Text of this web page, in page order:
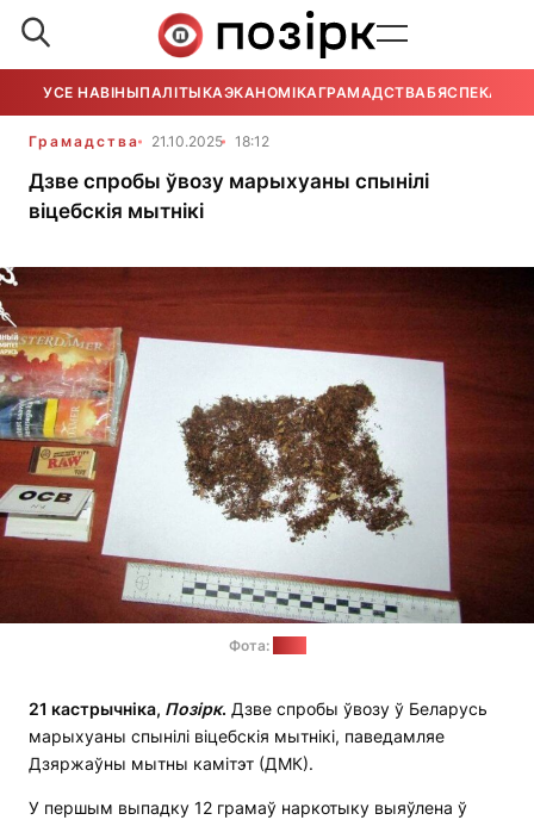
УСЕ НАВІНЫПАЛІТЫКАЭКАНОМІКАГРАМАДСТВАБЯСПЕКА
Грамадства 21.10.2025 18:12
Дзве спробы ўвозу марыхуаны спынілі
віцебскія мытнікі
Фота:
21 кастрычніка, Позірк. Дзве спробы ўвозу ў Беларусь
марыхуаны спынілі віцебскія мытнікі, паведамляе
Дзяржаўны мытны камітэт (ДМК).
У першым выпадку 12 грамаў наркотыку выяўлена ў